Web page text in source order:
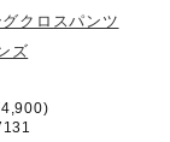
グクロスパンツ
ズ